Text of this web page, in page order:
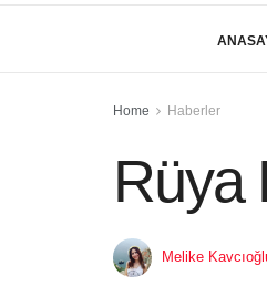
Home Haberler
Rüya
Melike